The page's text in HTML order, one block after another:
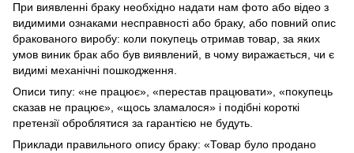
При виявленні браку необхідно надати нам фото або відео з
видимими ознаками несправності або браку, або повний опис
бракованого виробу: коли покупець отримав товар, за яких
умов виник брак або був виявлений, в чому виражається, чи є
видимі механічні пошкодження.
Описи типу: «не працює», «перестав працювати», «покупець
сказав не працює», «щось зламалося» і подібні короткі
претензії оброблятися за гарантією не будуть.
Приклади правильного опису браку: «Товар було продано